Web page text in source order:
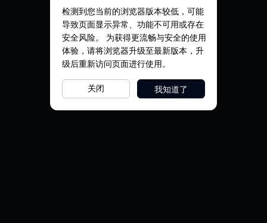
检测到您当前的浏览器版本较低，可能
导致页面显示异常、功能不可用或存在
安全风险。 为获得更流畅与安全的使用
体验，请将浏览器升级至最新版本，升
级后重新访问页面进行使用。
关闭 我知道了